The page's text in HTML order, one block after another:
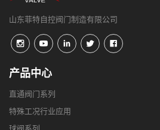
山东菲特自控阀门制造有限公司
产品中心
直通阀门系列
特殊工况行业应用